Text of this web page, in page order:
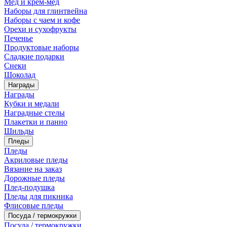
Наборы для глинтвейна
Наборы с чаем и кофе
Орехи и сухофрукты
Печенье
Продуктовые наборы
Сладкие подарки
Снеки
Шоколад
Награды
Награды
Кубки и медали
Наградные стелы
Плакетки и панно
Шильды
Пледы
Пледы
Акриловые пледы
Вязание на заказ
Дорожные пледы
Плед-подушка
Пледы для пикника
Флисовые пледы
Посуда / термокружки
Посуда / термокружки